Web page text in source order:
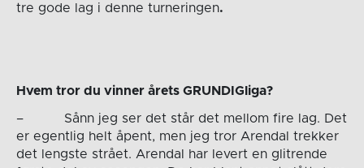
tre gode lag i denne turneringen.
Hvem tror du vinner årets GRUNDIGliga?
– Sånn jeg ser det står det mellom fire lag. Det
er egentlig helt åpent, men jeg tror Arendal trekker
det lengste strået. Arendal har levert en glitrende